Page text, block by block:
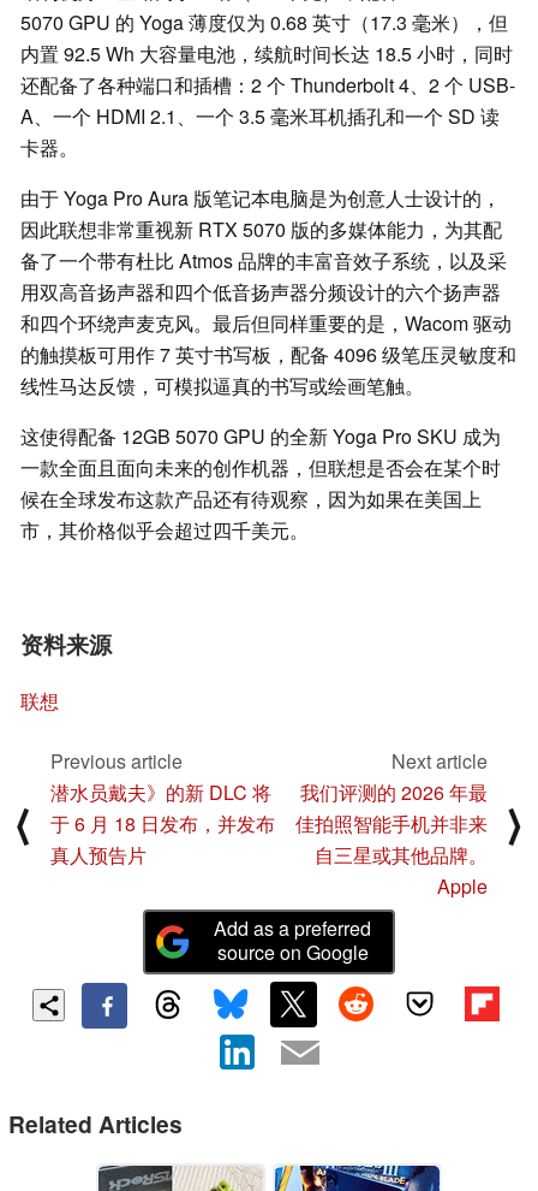
5070 GPU 的 Yoga 薄度仅为 0.68 英寸（17.3 毫米），但
内置 92.5 Wh 大容量电池，续航时间长达 18.5 小时，同时
还配备了各种端口和插槽：2 个 Thunderbolt 4、2 个 USB-
A、一个 HDMI 2.1、一个 3.5 毫米耳机插孔和一个 SD 读
卡器。
由于 Yoga Pro Aura 版笔记本电脑是为创意人士设计的，
因此联想非常重视新 RTX 5070 版的多媒体能力，为其配
备了一个带有杜比 Atmos 品牌的丰富音效子系统，以及采
用双高音扬声器和四个低音扬声器分频设计的六个扬声器
和四个环绕声麦克风。最后但同样重要的是，Wacom 驱动
的触摸板可用作 7 英寸书写板，配备 4096 级笔压灵敏度和
线性马达反馈，可模拟逼真的书写或绘画笔触。
这使得配备 12GB 5070 GPU 的全新 Yoga Pro SKU 成为
一款全面且面向未来的创作机器，但联想是否会在某个时
候在全球发布这款产品还有待观察，因为如果在美国上
市，其价格似乎会超过四千美元。
资料来源
联想
⟨
Previous article
潜水员戴夫》的新 DLC 将
于 6 月 18 日发布，并发布
真人预告片
Next article
我们评测的 2026 年最
佳拍照智能手机并非来
自三星或其他品牌。
Apple
⟩
Add as a preferred
source on Google
Related Articles